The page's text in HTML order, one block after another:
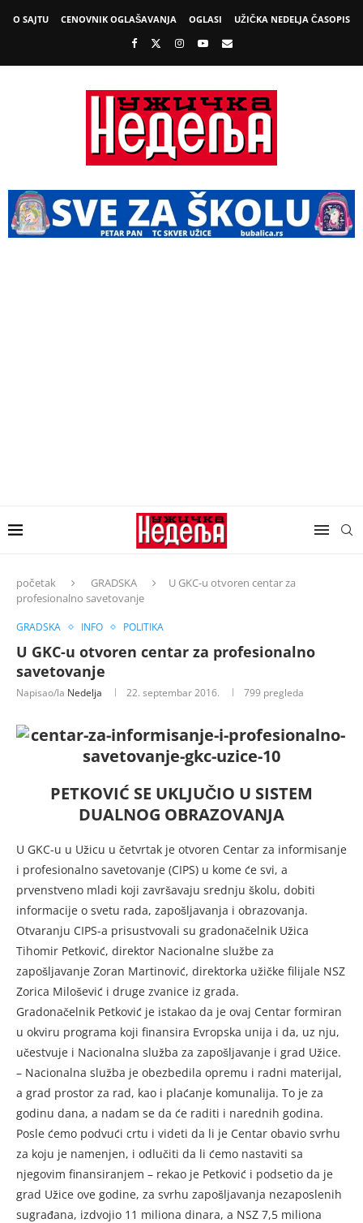
O SAJTU CENOVNIK OGLAŠAVANJA OGLASI UŽIČKA NEDELJA ČASOPIS
početak GRADSKA
U GKC-u otvoren centar za
profesionalno savetovanje
GRADSKA INFO POLITIKA
U GKC-u otvoren centar za profesionalno
savetovanje
Napisao/la Nedelja 22. septembar 2016. 799 pregleda
PETKOVIĆ SE UKLJUČIO U SISTEM
DUALNOG OBRAZOVANJA
U GKC-u u Užicu u četvrtak je otvoren Centar za informisanje
i profesionalno savetovanje (CIPS) u kome će svi, a
prvenstveno mladi koji završavaju srednju školu, dobiti
informacije o svetu rada, zapošljavanja i obrazovanja.
Otvaranju CIPS-a prisustvovali su gradonačelnik Užica
Tihomir Petković, direktor Nacionalne službe za
zapošljavanje Zoran Martinović, direktorka užičke filijale NSZ
Zorica Milošević i druge zvanice iz grada.
Gradonačelnik Petković je istakao da je ovaj Centar formiran
u okviru programa koji finansira Evropska unija i da, uz nju,
učestvuje i Nacionalna služba za zapošljavanje i grad Užice.
– Nacionalna služba je obezbedila opremu i radni materijal,
a grad prostor za rad, kao i plaćanje komunalija. To je za
godinu dana, a nadam se da će raditi i narednih godina.
Posle ćemo podvući crtu i videti da li je Centar obavio svrhu
za koju je namenjen, i odlučiti da li ćemo nastaviti sa
njegovim finansiranjem – rekao je Petković i podsetio da je
grad Užice ove godine, za svrhu zapošljavanja nezaposlenih
sugrađana, izdvojio 11 miliona dinara, a NSZ 7,5 miliona